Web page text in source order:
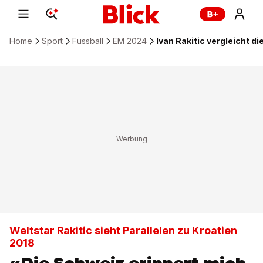
Home Sport Fussball EM 2024 Ivan Rakitic vergleicht
Weltstar Rakitic sieht Parallelen zu Kroatien
2018